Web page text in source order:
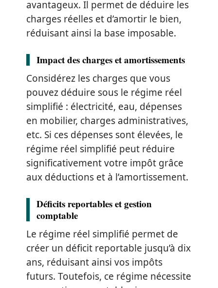
avantageux. Il permet de déduire les
charges réelles et d’amortir le bien,
réduisant ainsi la base imposable.
Impact des charges et amortissements
Considérez les charges que vous
pouvez déduire sous le régime réel
simplifié : électricité, eau, dépenses
en mobilier, charges administratives,
etc. Si ces dépenses sont élevées, le
régime réel simplifié peut réduire
significativement votre impôt grâce
aux déductions et à l’amortissement.
Déficits reportables et gestion
comptable
Le régime réel simplifié permet de
créer un déficit reportable jusqu’à dix
ans, réduisant ainsi vos impôts
futurs. Toutefois, ce régime nécessite